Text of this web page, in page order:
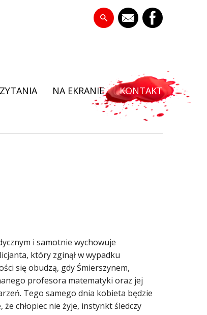
NA EKRANIE KONTAKT
i samotnie wychowuje
który zginął w wypadku
się obudzą, gdy Śmierszynem,
profesora matematyki oraz jej
Tego samego dnia kobieta będzie
chłopiec nie żyje, instynkt śledczy